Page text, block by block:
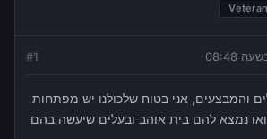
Veteran
#1
והמבצעים, אני בטוח שלכולנו יש מפתחות
נמצא להם בית אוהב ובעלים שיעשה בהם